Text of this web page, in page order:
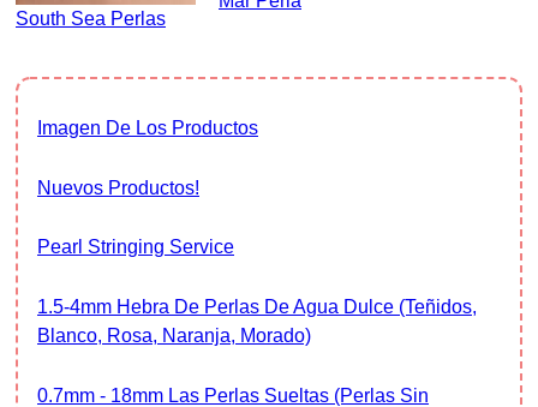
South Sea Perlas
Imagen De Los Productos
Nuevos Productos!
Pearl Stringing Service
1.5-4mm Hebra De Perlas De Agua Dulce (Teñidos,
Blanco, Rosa, Naranja, Morado)
0.7mm - 18mm Las Perlas Sueltas (Perlas Sin